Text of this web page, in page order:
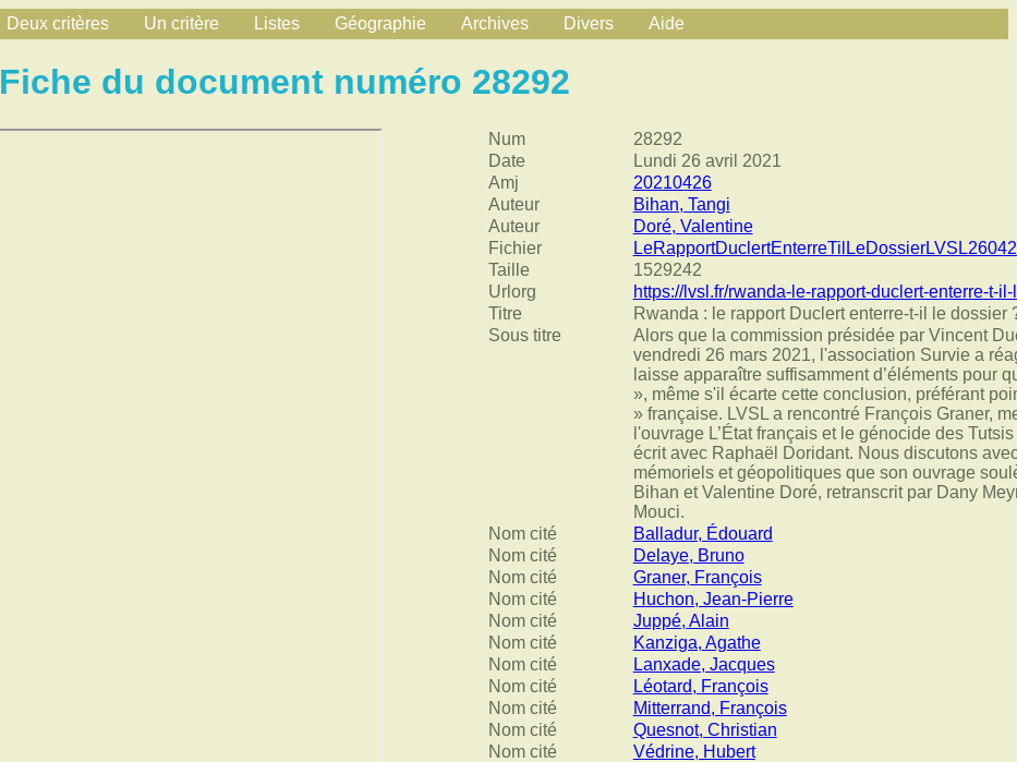
Deux critères Un critère Listes Géographie Archives Divers Aide
Fiche du document numéro 28292
Num
28292
Date
Lundi 26 avril 2021
Amj
20210426
Auteur
Bihan, Tangi
Auteur
Doré, Valentine
Fichier
Taille
1529242
Urlorg
https://lvsl.fr/rwanda-le-rapport-duclert-enterre-t-
Titre
Rwanda : le rapport Duclert enterre-t-il le dossier
Sous titre
Alors que la commission présidée par Vincent
vendredi 26 mars 2021, l'association Survie a
laisse apparaître suffisamment d’éléments pour
», même s'il écarte cette conclusion, préférant
» française. LVSL a rencontré François Graner,
l'ouvrage L’État français et le génocide des
écrit avec Raphaël Doridant. Nous discutons
mémoriels et géopolitiques que son ouvrage
Bihan et Valentine Doré, retranscrit par Dany
Mouci.
Nom cité
Balladur, Édouard
Nom cité
Delaye, Bruno
Nom cité
Graner, François
Nom cité
Huchon, Jean-Pierre
Nom cité
Juppé, Alain
Nom cité
Kanziga, Agathe
Nom cité
Lanxade, Jacques
Nom cité
Léotard, François
Nom cité
Mitterrand, François
Nom cité
Quesnot, Christian
Nom cité
Védrine, Hubert